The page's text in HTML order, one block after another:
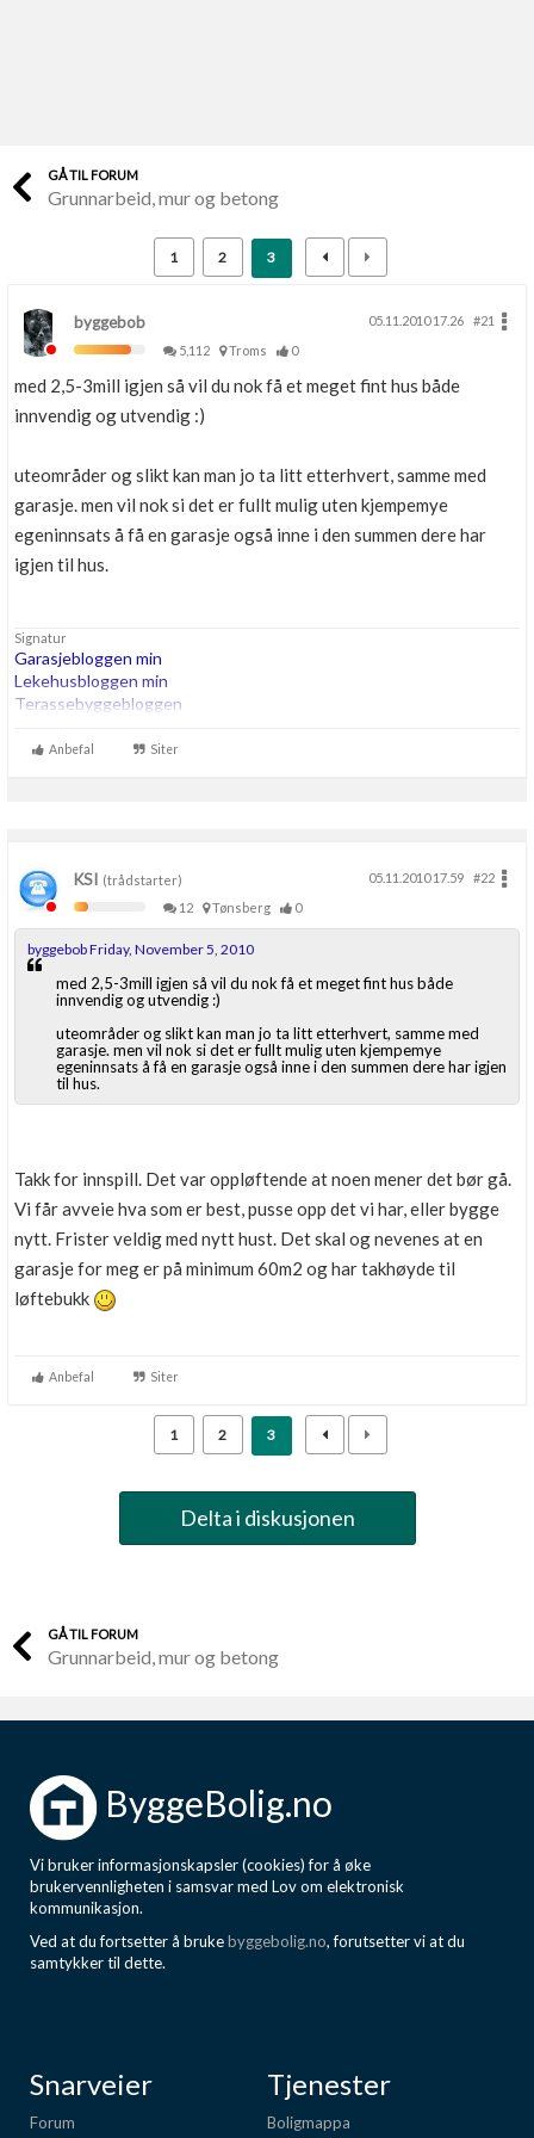
Finn håndverkere
Skaff dokumentasjon som mangler
Kundeservice
Få svar på det du lurer på
Kom i gang med Boligmappa
Se din bolig? Klikk her
Boligmappa+
GÅ TIL FORUM
Grunnarbeid, mur og betong
1 2 3
byggebob 05.11.2010 17.26
#21
5,112
Troms 0
med 2,5-3mill igjen så vil du nok få et meget fint hus både
innvendig og utvendig :)
uteområder og slikt kan man jo ta litt etterhvert, samme med
garasje. men vil nok si det er fullt mulig uten kjempemye
egeninnsats å få en garasje også inne i den summen dere har
igjen til hus.
Signatur
Garasjebloggen min
Lekehusbloggen min
Terassebyggebloggen
260m2 bta trehus etter TEK07, Thermia Optimum G2 8kw i serie
Anbefal Siter
KSI (trådstarter) 05.11.2010 17.59
#22
12
Tønsberg 0
byggebob Friday, November 5, 2010
med 2,5-3mill igjen så vil du nok få et meget fint hus både
innvendig og utvendig :)
uteområder og slikt kan man jo ta litt etterhvert, samme med
garasje. men vil nok si det er fullt mulig uten kjempemye
egeninnsats å få en garasje også inne i den summen dere har igjen
til hus.
Takk for innspill. Det var oppløftende at noen mener det bør gå.
Vi får avveie hva som er best, pusse opp det vi har, eller bygge
nytt. Frister veldig med nytt hust. Det skal og nevenes at en
garasje for meg er på minimum 60m2 og har takhøyde til
løftebukk
Anbefal Siter
1 2 3
Delta i diskusjonen
GÅ TIL FORUM
Grunnarbeid, mur og betong
ByggeBolig.no
Vi bruker informasjonskapsler (cookies) for å øke
brukervennligheten i samsvar med Lov om elektronisk
kommunikasjon.
Ved at du fortsetter å brukebyggebolig.no, forutsetter vi at du
samtykker til dette.
Snarveier
Forum
Tjenester
Boligmappa